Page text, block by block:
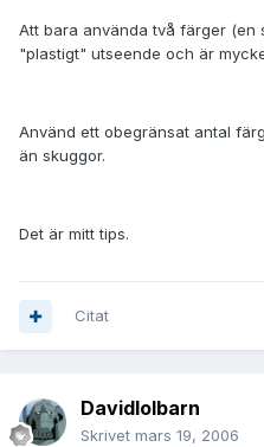
Att bara använda två färger (en
"plastigt" utseende och är
Använd ett obegränsat antal
än skuggor.
Det är mitt tips.
Citat
Davidlolbarn
Skrivet mars 19, 2006